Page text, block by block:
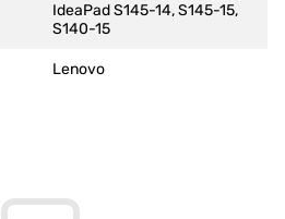
IdeaPad S145-14, S145-15,
S140-15
Lenovo